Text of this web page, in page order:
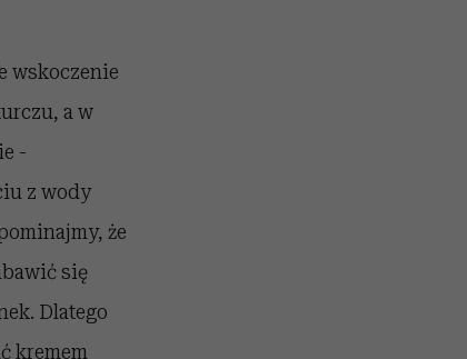
wskoczenie
a w
-
z wody
że
się
Dlatego
kremem